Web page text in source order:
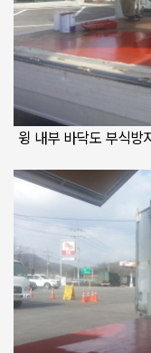
윙 내부 바닥도 부식방